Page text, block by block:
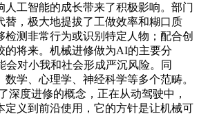
人工智能的成长带来了积极影响。部门
替，极大地提拔了工做效率和糊口质
检测非常行为或识别特定人物；配合创
的将来。机械进修做为AI的主要分
对小我和社会形成严沉风险。同
学、心理学、神经科学等多个范畴。
深度进修的概念，正在从动驾驶中，
定义到前沿使用，它的方针是让机械可